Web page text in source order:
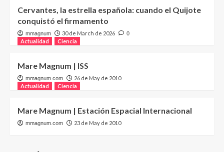
Cervantes, la estrella española: cuando el Quijote
conquistó el firmamento
mmagnum 30 de March de 2026 0
Actualidad Ciencia
Mare Magnum | ISS
mmagnum.com
26 de May de 2010
Actualidad
Ciencia
Mare Magnum | Estación Espacial Internacional
mmagnum.com 23 de May de 2010